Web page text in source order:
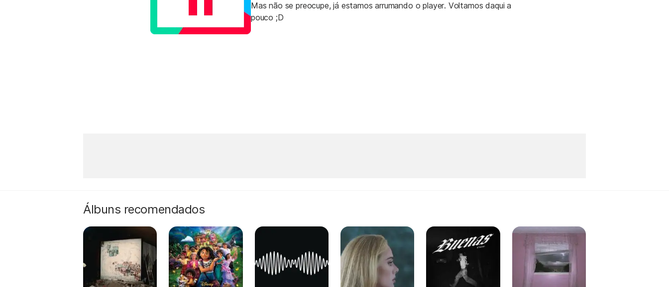
Mas não se preocupe, já estamos arrumando o player. Voltamos daqui a
pouco ;D
Álbuns recomendados